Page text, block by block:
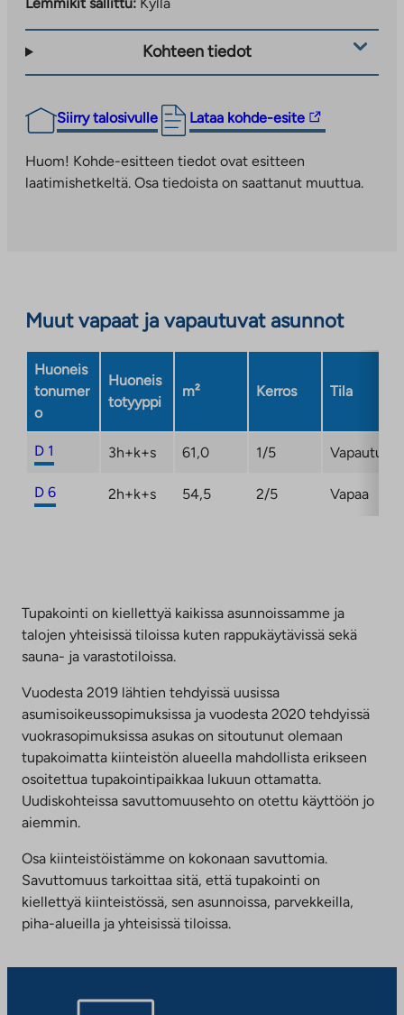
Kohteen tiedot
Siirry talosivulle Lataa kohde-esite
Linkki
vie
ulkopuoliseen
palveluun.
Huom! Kohde-esitteen tiedot ovat esitteen
laatimishetkeltä. Osa tiedoista on saattanut muuttua.
Muut vapaat ja vapautuvat asunnot
Huoneis
tonumer
o
Huoneis
totyyppi
m² Kerros Tila
D 1 3h+k+s 61,0 1/5
D 6 2h+k+s 54,5 2/5 Vapaa
Tupakointi on kiellettyä kaikissa asunnoissamme ja
talojen yhteisissä tiloissa kuten rappukäytävissä sekä
sauna- ja varastotiloissa.
Vuodesta 2019 lähtien tehdyissä uusissa
asumisoikeussopimuksissa ja vuodesta 2020 tehdyissä
vuokrasopimuksissa asukas on sitoutunut olemaan
tupakoimatta kiinteistön alueella mahdollista erikseen
osoitettua tupakointipaikkaa lukuun ottamatta.
Uudiskohteissa savuttomuusehto on otettu käyttöön jo
aiemmin.
Osa kiinteistöistämme on kokonaan savuttomia.
Savuttomuus tarkoittaa sitä, että tupakointi on
kiellettyä kiinteistössä, sen asunnoissa, parvekkeilla,
piha-alueilla ja yhteisissä tiloissa.